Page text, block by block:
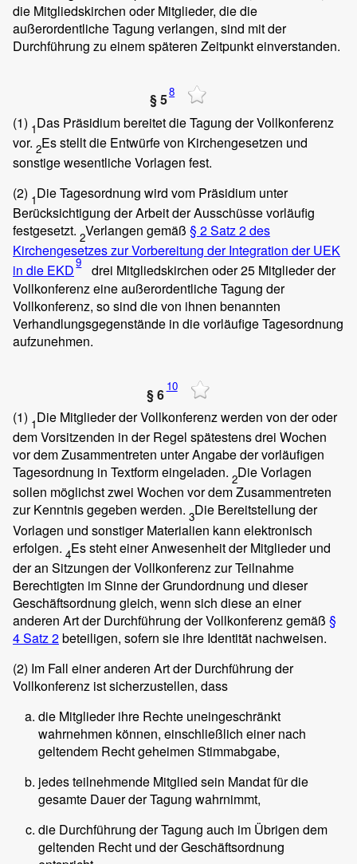
die Mitgliedskirchen oder Mitglieder, die die
außerordentliche Tagung verlangen, sind mit der
Durchführung zu einem späteren Zeitpunkt einverstanden.
§ 58
(1) 1Das Präsidium bereitet die Tagung der Vollkonferenz
vor. 2Es stellt die Entwürfe von Kirchengesetzen und
sonstige wesentliche Vorlagen fest.
(2) 1Die Tagesordnung wird vom Präsidium unter
Berücksichtigung der Arbeit der Ausschüsse vorläufig
festgesetzt. 2Verlangen gemäß § 2 Satz 2 des
Kirchengesetzes zur Vorbereitung der Integration der UEK
in die EKD9
drei Mitgliedskirchen oder 25 Mitglieder der
Vollkonferenz eine außerordentliche Tagung der
Vollkonferenz, so sind die von ihnen benannten
Verhandlungsgegenstände in die vorläufige Tagesordnung
aufzunehmen.
§ 6 10
(1) 1Die Mitglieder der Vollkonferenz werden von der oder
dem Vorsitzenden in der Regel spätestens drei Wochen
vor dem Zusammentreten unter Angabe der vorläufigen
Tagesordnung in Textform eingeladen. 2Die Vorlagen
sollen möglichst zwei Wochen vor dem Zusammentreten
zur Kenntnis gegeben werden. 3Die Bereitstellung der
Vorlagen und sonstiger Materialien kann elektronisch
erfolgen. 4Es steht einer Anwesenheit der Mitglieder und
der an Sitzungen der Vollkonferenz zur Teilnahme
Berechtigten im Sinne der Grundordnung und dieser
Geschäftsordnung gleich, wenn sich diese an einer
anderen Art der Durchführung der Vollkonferenz gemäß §
4 Satz 2beteiligen, sofern sie ihre Identität nachweisen.
(2) Im Fall einer anderen Art der Durchführung der
Vollkonferenz ist sicherzustellen, dass
die Mitglieder ihre Rechte uneingeschränkt
wahrnehmen können, einschließlich einer nach
geltendem Recht geheimen Stimmabgabe,
jedes teilnehmende Mitglied sein Mandat für die
gesamte Dauer der Tagung wahrnimmt,
die Durchführung der Tagung auch im Übrigen dem
geltenden Recht und der Geschäftsordnung